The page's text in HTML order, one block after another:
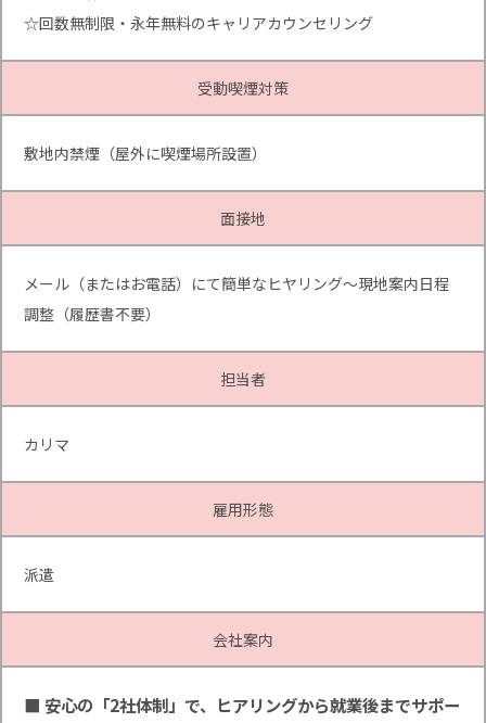
☆回数無制限・永年無料のキャリアカウンセリング
受動喫煙対策
敷地内禁煙（屋外に喫煙場所設置）
面接地
メール（またはお電話）にて簡単なヒヤリング～現地案内日程
調整（履歴書不要）
担当者
カリマ
雇用形態
派遣
会社案内
■ 安心の「2社体制」で、ヒアリングから就業後までサポー